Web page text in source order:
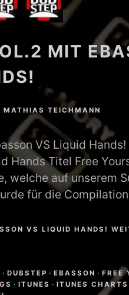
MIT
MATHIAS TEICHMANN
VS Liquid
Hands Titel Free
welche auf unserem
für die
VS LIQUID HANDS!
· DUBSTEP · EBASSON · FREE
· ITUNES · ITUNES CHARTS